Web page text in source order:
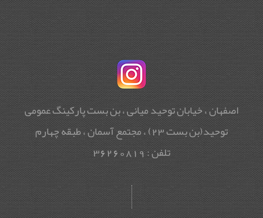
اصفهان ، خیابان توحید میانی ، بن بست پارکینگ عمومی
توحید(بن بست 23) ، مجتمع آسمان ، طبقه چهارم
تلفن : 36260819